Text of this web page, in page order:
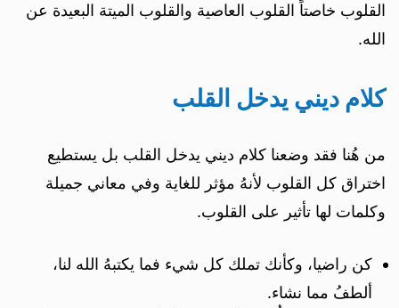
القلوب خاصتاً القلوب العاصية والقلوب الميتة البعيدة عن
الله.
كلام ديني يدخل القلب
من هُنا فقد وضعنا كلام ديني يدخل القلب بل يستطيع
اختراق كل القلوب لأنهُ مؤثر للغاية وفي معاني جميلة
وكلمات لها تأثير على القلوب.
كن راضيا، وكأنك تملك كل شيء فما يكتبهُ الله لنا،
ألطفُ مما نشاء.